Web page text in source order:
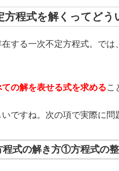
方程式を解くってどう
する一次不定方程式。で
の解を表せる式を求めるこ
ですね。次の項で実際に問
程式の解き方①方程式の